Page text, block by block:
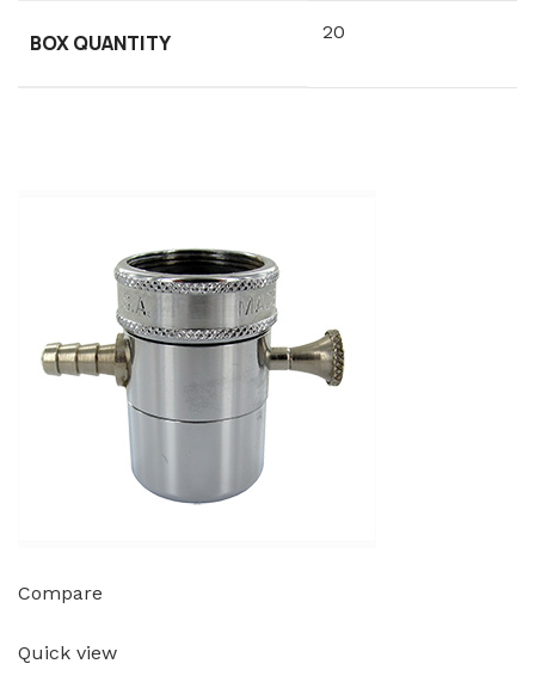
BOX QUANTITY 20
Compare
Quick view